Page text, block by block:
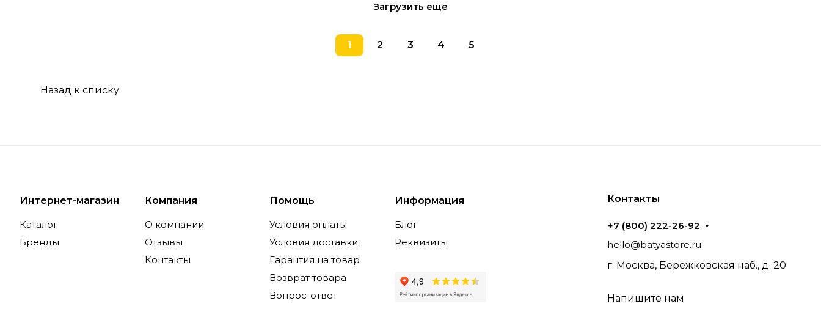
Загрузить еще
1 2 3 4 5
Назад к списку
Интернет-магазин
Каталог
Бренды
Компания
О компании
Отзывы
Контакты
Помощь
Условия оплаты
Условия доставки
Гарантия на товар
Возврат товара
Вопрос-ответ
Информация
Блог
Реквизиты
Контакты
+7 (800) 222-26-92
hello@batyastore.ru
г. Москва, Бережковская наб., д. 20
Напишите нам